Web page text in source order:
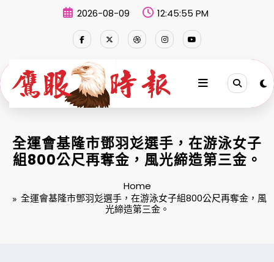
2026-08-09 12:45:55 PM
全運會基隆市鄧羽彣選手，在游泳女子
組800公尺再奪金，風光締造第三金。
Home
全運會基隆市鄧羽彣選手，在游泳女子組800公尺再奪金，風
光締造第三金。